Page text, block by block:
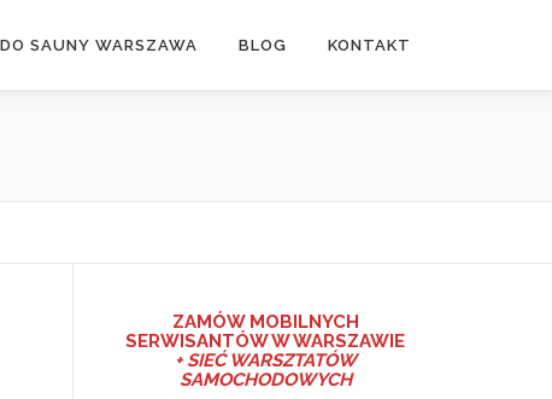
SAUNY WARSZAWA BLOG KONTAKT
ZAMÓW MOBILNYCH
SERWISANTÓW W WARSZAWIE
+ SIEĆ WARSZTATÓW
SAMOCHODOWYCH